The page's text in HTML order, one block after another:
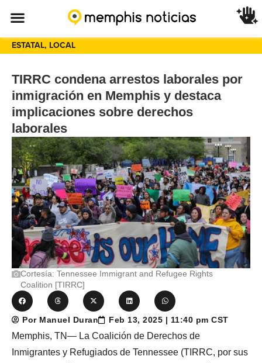
ESTATAL, LOCAL
TIRRC condena arrestos laborales por
inmigración en Memphis y destaca
implicaciones sobre derechos
laborales
Cortesía: Tennessee Immigrant and Refugee Rights
Coalition [TIRRC]
Por Manuel Duran Feb 13, 2025 | 11:40 pm CST
Memphis, TN— La Coalición de Derechos de
Inmigrantes y Refugiados de Tennessee (TIRRC, por sus